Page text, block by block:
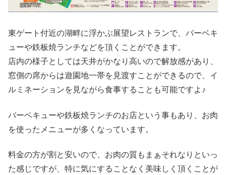
東ゲート付近の湖畔に浮かぶ展望レストランで、バーベキ
ューや鉄板焼ランチなどを頂くことができます。
店内の様子としては天井がかなり高いので解放感があり、
窓側の席からは遊園地一帯を見渡すことができるので、イ
ルミネーションを見ながら食事することも可能ですよ♪
バーベキューや鉄板焼ランチのお店という事もあり、お肉
を使ったメニューが多くなっています。
料金の方が割と安いので、お肉の質もまぁそれなりといっ
た感じですが、特に気にすることなく美味しく頂くことが